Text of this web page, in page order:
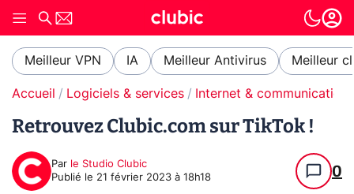
Meilleur VPN IA Meilleur Antivirus Meilleur
Accueil Logiciels & services Internet & communication
Retrouvez Clubic.com sur TikTok !
Par le Studio Clubic
Publié le 21 février 2023 à 18h18 0